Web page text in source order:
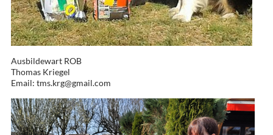
Ausbildewart ROB
Thomas Kriegel
Email: tms.krg@gmail.com